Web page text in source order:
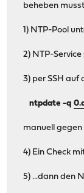
beheben
1) NTP-Pool
2) NTP-
3) per SSH auf
ntpdate -q
manuell gegen
4) Ein Check
5) ...dann den